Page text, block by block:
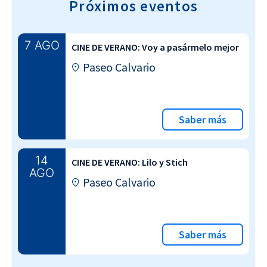
Próximos eventos
7 AGO CINE DE VERANO: Voy a pasármelo mejor
Paseo Calvario
Saber más
14
AGO
CINE DE VERANO: Lilo y Stich
Paseo Calvario
Saber más